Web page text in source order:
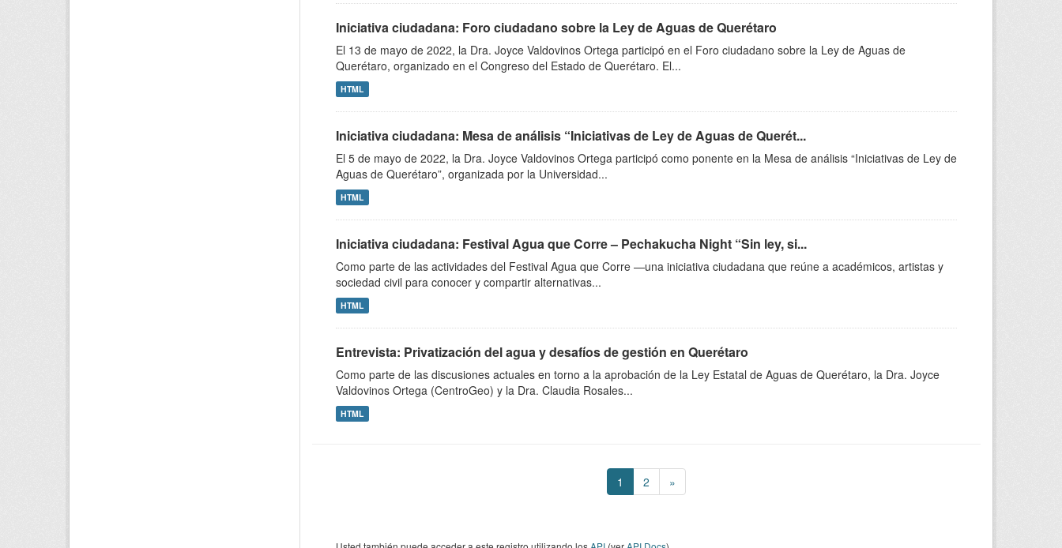
Iniciativa ciudadana: Foro ciudadano sobre la Ley de Aguas de Querétaro
El 13 de mayo de 2022, la Dra. Joyce Valdovinos Ortega participó en el Foro ciudadano sobre la Ley de Aguas de
Querétaro, organizado en el Congreso del Estado de Querétaro. El...
HTML
Iniciativa ciudadana: Mesa de análisis “Iniciativas de Ley de Aguas de Querét...
El 5 de mayo de 2022, la Dra. Joyce Valdovinos Ortega participó como ponente en la Mesa de análisis “Iniciativas de Ley de
Aguas de Querétaro”, organizada por la Universidad...
HTML
Iniciativa ciudadana: Festival Agua que Corre – Pechakucha Night “Sin ley, si...
Como parte de las actividades del Festival Agua que Corre —una iniciativa ciudadana que reúne a académicos, artistas y
sociedad civil para conocer y compartir alternativas...
HTML
Entrevista: Privatización del agua y desafíos de gestión en Querétaro
Como parte de las discusiones actuales en torno a la aprobación de la Ley Estatal de Aguas de Querétaro, la Dra. Joyce
Valdovinos Ortega (CentroGeo) y la Dra. Claudia Rosales...
HTML
1 2 »